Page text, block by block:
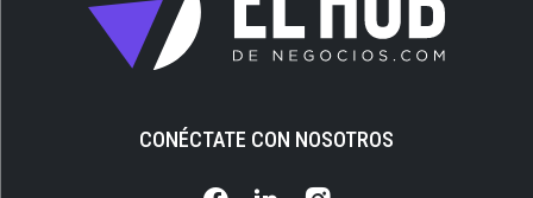
CONÉCTATE CON NOSOTROS